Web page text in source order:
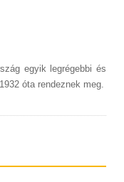
egyik legrégebbi és
óta rendeznek meg.